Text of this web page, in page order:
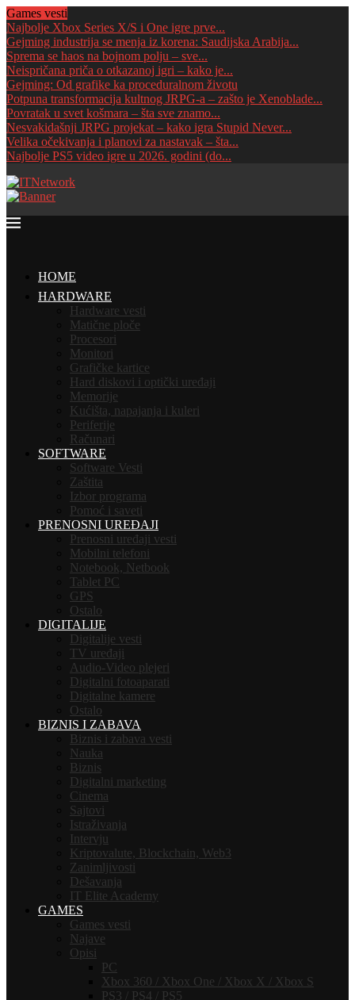
Games vesti
Najbolje Xbox Series X/S i One igre prve...
Gejming industrija se menja iz korena: Saudijska Arabija...
Sprema se haos na bojnom polju – sve...
Neispričana priča o otkazanoj igri – kako je...
Gejming: Od grafike ka proceduralnom životu
Potpuna transformacija kultnog JRPG-a – zašto je Xenoblade...
Povratak u svet košmara – šta sve znamo...
Nesvakidašnji JRPG projekat – kako igra Stupid Never...
Velika očekivanja i planovi za nastavak – šta...
Najbolje PS5 video igre u 2026. godini (do...
HOME
HARDWARE
Hardware vesti
Matične ploče
Procesori
Monitori
Grafičke kartice
Hard diskovi i optički uređaji
Memorije
Kućišta, napajanja i kuleri
Periferije
Računari
SOFTWARE
Software Vesti
Zaštita
Izbor programa
Pomoć i saveti
PRENOSNI UREĐAJI
Prenosni uređaji vesti
Mobilni telefoni
Notebook, Netbook
Tablet PC
GPS
Ostalo
DIGITALIJE
Digitalije vesti
TV uređaji
Audio-Video plejeri
Digitalni fotoaparati
Digitalne kamere
Ostalo
BIZNIS I ZABAVA
Biznis i zabava vesti
Nauka
Biznis
Digitalni marketing
Cinema
Sajtovi
Istraživanja
Intervju
Kriptovalute, Blockchain, Web3
Zanimljivosti
Dešavanja
IT Elite Academy
GAMES
Games vesti
Najave
Opisi
PC
Xbox 360 / Xbox One / Xbox X / Xbox S
PS3 / PS4 / PS5